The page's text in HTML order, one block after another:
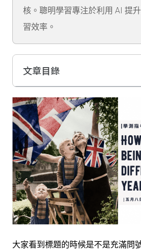
核。聰明學習專注於利用 AI 提
習效率。
文章目錄
大家看到標題的時候是不是充滿問